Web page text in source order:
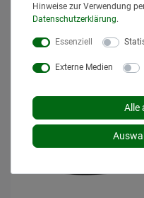
Lieferzeit: 1 bis 3 Tage*
In den
inkl. MwSt.zzgl.Versand
Hinweise zur Verwendung
Daten­schutz­erklärung.
Essenziell
Externe Medien
Alle